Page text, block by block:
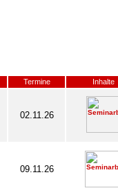
Termine Inhalte
02.11.26
09.11.26